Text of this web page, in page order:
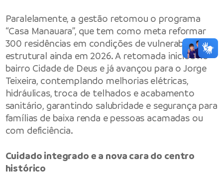
Paralelamente, a gestão retomou o programa
“Casa Manauara”, que tem como meta reformar
300 residências em condições de vulnerabilidade
estrutural ainda em 2026. A retomada iniciou no
bairro Cidade de Deus e já avançou para o Jorge
Teixeira, contemplando melhorias elétricas,
hidráulicas, troca de telhados e acabamento
sanitário, garantindo salubridade e segurança para
famílias de baixa renda e pessoas acamadas ou
com deficiência.
Cuidado integrado e a nova cara do centro
histórico